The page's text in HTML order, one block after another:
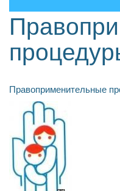
Правоприменительные